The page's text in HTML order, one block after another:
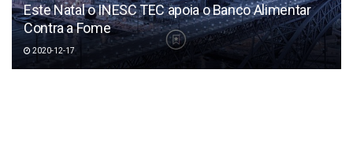
Este Natal o INESC TEC apoia o Banco Alimentar
Contra a Fome
2020-12-17